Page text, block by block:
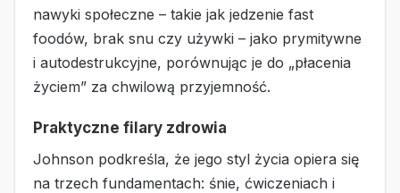
nawyki społeczne – takie jak jedzenie fast
foodów, brak snu czy używki – jako prymitywne
i autodestrukcyjne, porównując je do „płacenia
życiem” za chwilową przyjemność.
Praktyczne filary zdrowia
Johnson podkreśla, że jego styl życia opiera się
na trzech fundamentach: śnie, ćwiczeniach i